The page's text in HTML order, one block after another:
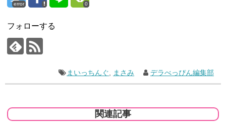
error 0
フォローする
まいっちんぐ まさみ デラべっぴん編集部
関連記事